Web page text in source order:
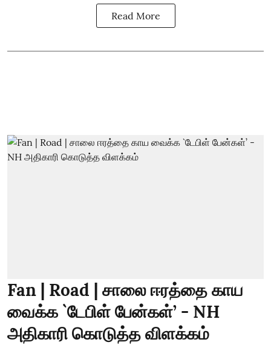
Read More
Fan | Road | சாலை ஈரத்தை காய
வைக்க `டேபிள் பேன்கள்’ - NH
அதிகாரி கொடுத்த விளக்கம்